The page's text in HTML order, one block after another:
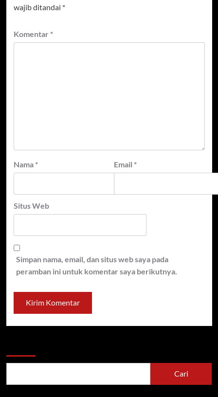
wajib ditandai *
Komentar *
Nama * Email *
Situs Web
Simpan nama, email, dan situs web saya pada
peramban ini untuk komentar saya berikutnya.
Cari